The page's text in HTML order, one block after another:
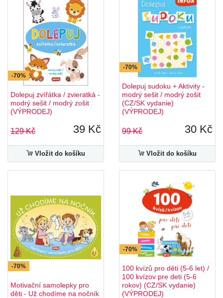
-70%
Dolepuj zvířátka / zvieratká -
modrý sešit / modrý zošit
(VÝPRODEJ)
129 Kč 39 Kč
Vložit do košíku
-70%
Dolepuj sudoku + Aktivity -
modrý sešit / modrý zošit
(CZ/SK vydanie)
(VÝPRODEJ)
99 Kč 30 Kč
Vložit do košíku
-70%
Motivační samolepky pro
děti - Už chodíme na nočník
-70%
100 kvízů pro děti (5-6 let) /
100 kvízov pre deti (5-6
rokov) (CZ/SK vydanie)
(VÝPRODEJ)